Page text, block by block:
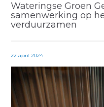
Wateringse Groen
samenwerking op
verduurzamen
22 april 2024